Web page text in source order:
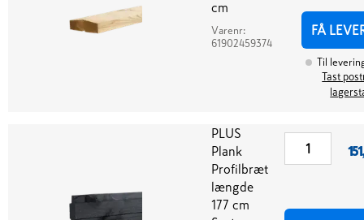
cm
Varenr:
61902459374
FÅ
Til
Tast
PLUS
Plank
Profilbræt
længde
177 cm